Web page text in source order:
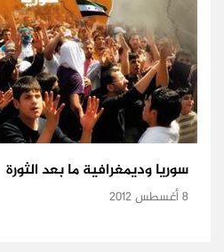
سوريا وديمغرافية ما بعد الثورة
8 أغسطس 2012